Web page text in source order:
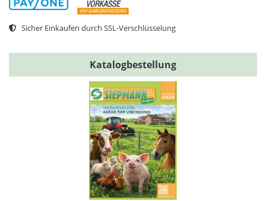
Sicher Einkaufen durch SSL-Verschlüsselung
Katalogbestellung